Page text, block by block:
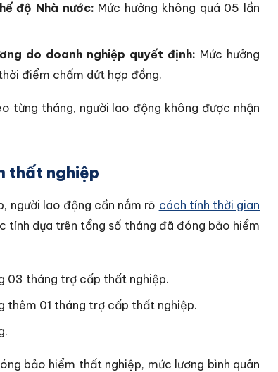
độ Nhà nước: Mức hưởng không quá 05 lần
do doanh nghiệp quyết định: Mức hưởng
điểm chấm dứt hợp đồng.
từng tháng, người lao động không được nhận
thất nghiệp
người lao động cần nắm rõ cách tính thời gian
tính dựa trên tổng số tháng đã đóng bảo hiểm
03 tháng trợ cấp thất nghiệp.
thêm 01 tháng trợ cấp thất nghiệp.
bảo hiểm thất nghiệp, mức lương bình quân